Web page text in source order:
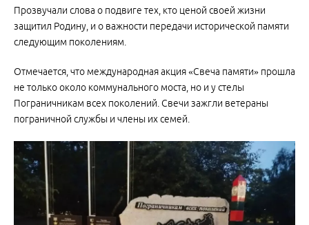
Прозвучали слова о подвиге тех, кто ценой своей жизни
защитил Родину, и о важности передачи исторической памяти
следующим поколениям.
Отмечается, что международная акция «Свеча памяти» прошла
не только около коммунального моста, но и у стелы
Пограничникам всех поколений. Свечи зажгли ветераны
пограничной службы и члены их семей.